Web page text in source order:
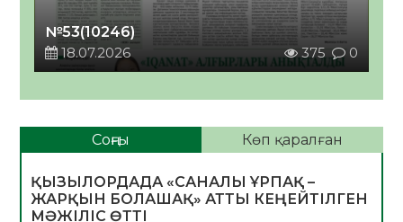
№53(10246)
18.07.2026
375 0
Соңғы Көп қаралған
ҚЫЗЫЛОРДАДА «САНАЛЫ ҰРПАҚ –
ЖАРҚЫН БОЛАШАҚ» АТТЫ КЕҢЕЙТІЛГЕН
МӘЖІЛІС ӨТТІ